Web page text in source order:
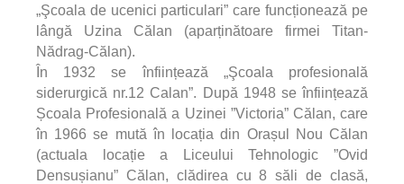
„Şcoala de ucenici particulari” care funcționează pe
lângă Uzina Călan (aparținătoare firmei Titan-
Nădrag-Călan).
În 1932 se înființează „Şcoala profesională
siderurgică nr.12 Calan”. După 1948 se înființează
Școala Profesională a Uzinei ”Victoria” Călan, care
în 1966 se mută în locația din Orașul Nou Călan
(actuala locație a Liceului Tehnologic ”Ovid
Densușianu” Călan, clădirea cu 8 săli de clasă,